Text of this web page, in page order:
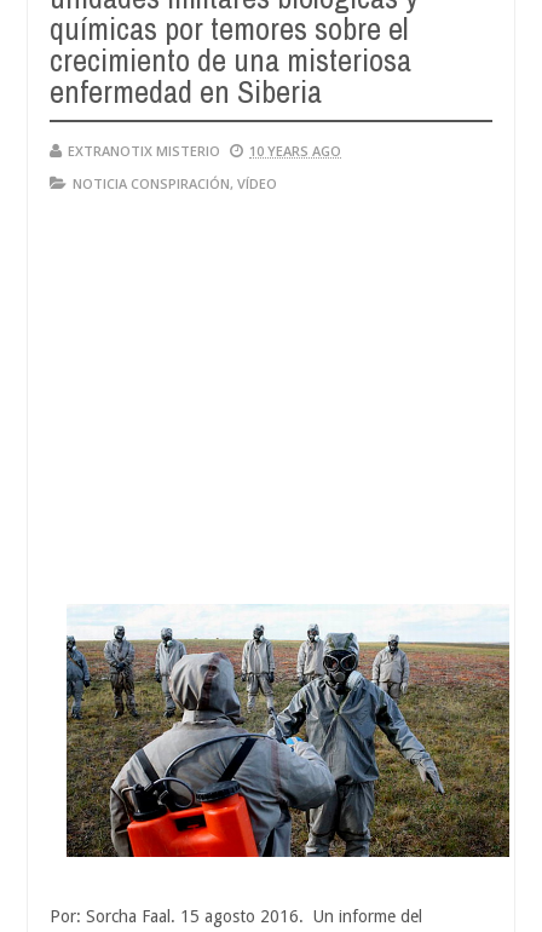
químicas por temores sobre el
crecimiento de una misteriosa
enfermedad en Siberia
EXTRANOTIX MISTERIO
10 YEARS AGO
NOTICIA CONSPIRACIÓN, VÍDEO
Por: Sorcha Faal. 15 agosto 2016. Un informe del